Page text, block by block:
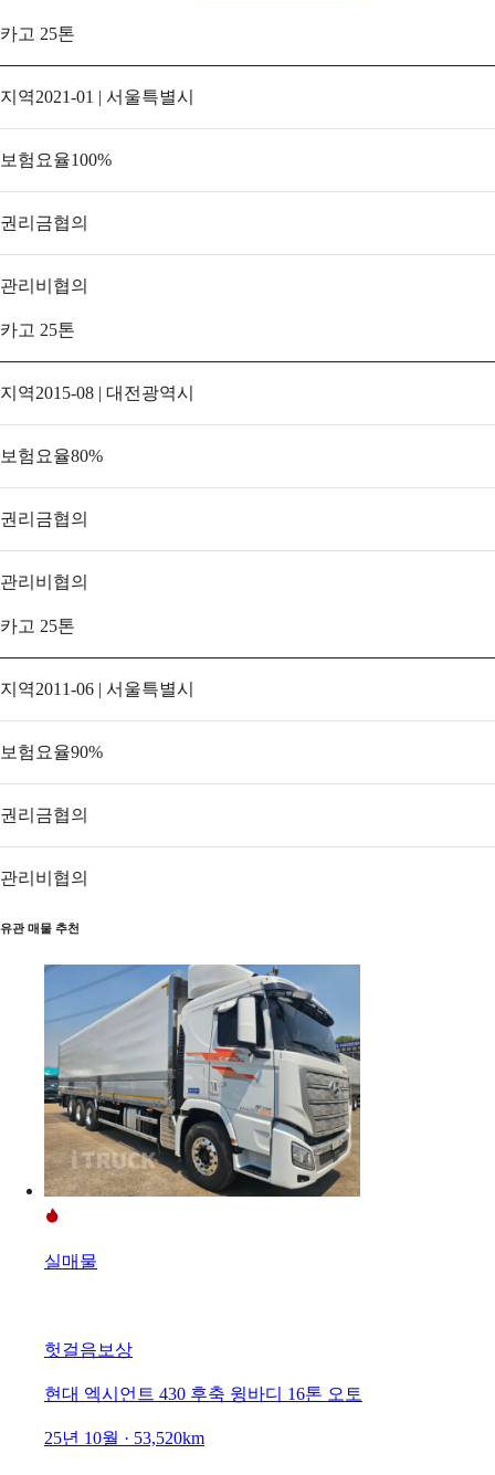
카고 25톤
지역2021-01 | 서울특별시
보험요율100%
권리금협의
관리비 협의
카고 25톤
지역2015-08 | 대전광역시
보험요율80%
권리금협의
관리비 협의
카고 25톤
지역2011-06 | 서울특별시
보험요율90%
권리금협의
관리비 협의
유관 매물 추천
실매물
헛걸음보상
현대 엑시언트 430 후축 윙바디 16톤 오토
25년 10월 · 53,520km